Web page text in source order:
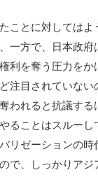
ことに対してはよ
一方で、日本政府
利を奪う圧力をか
注目されていない
われると抗議する
ることはスルーし
リゼーションの時
で、しっかりアジ